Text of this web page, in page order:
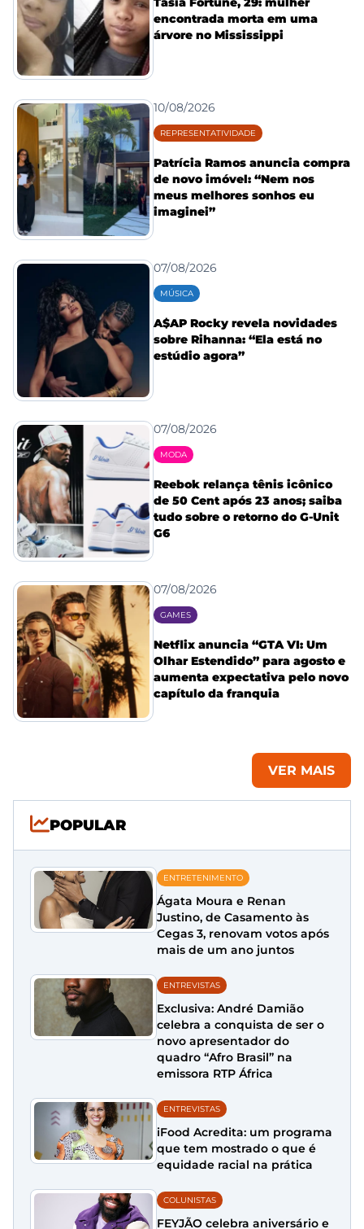
encontrada morta em uma
árvore no Mississippi
10/08/2026
REPRESENTATIVIDADE
Patrícia Ramos anuncia compra
de novo imóvel: “Nem nos
meus melhores sonhos eu
imaginei”
07/08/2026
MÚSICA
A$AP Rocky revela novidades
sobre Rihanna: “Ela está no
estúdio agora”
07/08/2026
MODA
Reebok relança tênis icônico
de 50 Cent após 23 anos; saiba
tudo sobre o retorno do G-Unit
G6
07/08/2026
GAMES
Netflix anuncia “GTA VI: Um
Olhar Estendido” para agosto e
aumenta expectativa pelo novo
capítulo da franquia
VER MAIS
POPULAR
ENTRETENIMENTO
Ágata Moura e Renan
Justino, de Casamento às
Cegas 3, renovam votos após
mais de um ano juntos
ENTREVISTAS
Exclusiva: André Damião
celebra a conquista de ser o
novo apresentador do
quadro “Afro Brasil” na
emissora RTP África
ENTREVISTAS
iFood Acredita: um programa
que tem mostrado o que é
equidade racial na prática
COLUNISTAS
FEYJÃO celebra aniversário e